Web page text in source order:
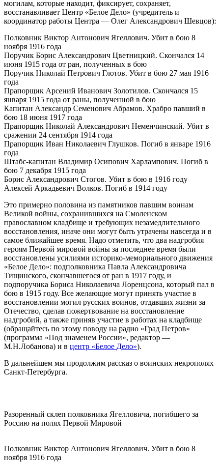
могилам, которые находит, фиксирует, сохраняет,
восстанавливает Центр «Белое Дело» (учредитель и
координатор работы Центра — Олег Александрович Шевцов):
Полковник Виктор Антонович Ягеллович. Убит в бою 8
ноября 1916 года
Поручик Борис Александрович Цветницкий. Скончался 14
июня 1915 года от ран, полученных в бою
Поручик Николай Петрович Глотов. Убит в бою 27 мая 1916
года
Прапорщик Арсений Иванович Золотилов. Скончался 15
января 1915 года от раны, полученной в бою
Капитан Александр Семенович Абрамов. Храбро павший в
бою 18 июня 1917 года
Прапорщик Николай Александрович Неменчинский. Убит в
сражении 24 сентября 1914 года
Прапорщик Иван Николаевич Глушков. Погиб в январе 1916
года
Штабс-капитан Владимир Осипович Харлампович. Погиб в
бою 7 декабря 1915 года
Борис Александрович Стогов. Убит в бою в 1916 году
Алексей Аркадьевич Волков. Погиб в 1914 году
Это примерно половина из памятников павшим воинам
Великой войны, сохранившихся на Смоленском
православном кладбище и требующих незамедлительного
восстановления, иначе они могут быть утрачены навсегда и в
самое ближайшее время. Надо отметить, что два надгробия
героям Первой мировой войны за последнее время были
восстановлены усилиями историко-мемориального движения
«Белое Дело»: подполковника Павла Александровича
Тищинского, скончавшегося от ран в 1917 году, и
подпоручика Бориса Николаевича Лоренцсона, который пал в
бою в 1915 году. Все желающие могут принять участие в
восстановлении могил русских воинов, отдавших жизни за
Отечество, сделав пожертвование на восстановление
надгробий, а также приняв участие в работах на кладбище
(обращайтесь по этому поводу на радио «Град Петров»
(программа «Под знаменем России», редактор —
М.Н.Лобанова) и в центр «Белое Дело»).
В дальнейшем мы продолжим рассказ о воинских некрополях
Санкт-Петербурга.
Разоренный склеп полковника Ягелловича, погибшего за
Россию на полях Первой Мировой
Полковник Виктор Антонович Ягеллович. Убит в бою 8
ноября 1916 года